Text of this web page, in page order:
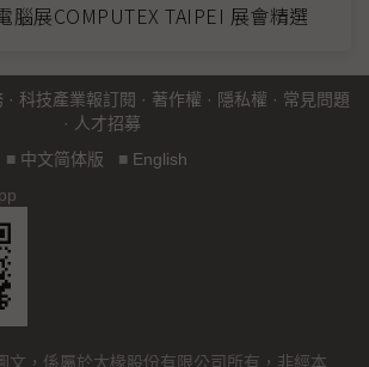
腦展COMPUTEX TAIPEI 展會精選
· 科技產業報訂閱 · 著作權 · 隱私權 · 常見問題
· 人才招募
■ 中文简体版 ■ English
文，係屬於大椽股份有限公司所有，非經本